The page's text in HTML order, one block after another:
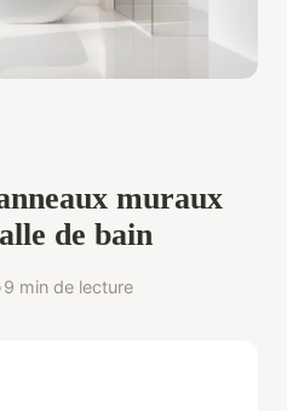
muraux
de bain
9 min de lecture